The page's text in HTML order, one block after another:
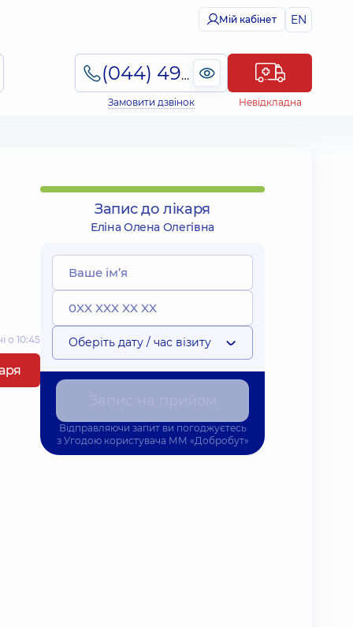
Мій кабінет EN
(044) 495-2-888
Замовити дзвінок Невідкладна
о 10:45
Запис до лікаря
Еліна Олена Олегівна
Оберіть дату / час візиту
Відправляючи запит ви погоджуєтесь
з Угодою користувача ММ «Добробут»